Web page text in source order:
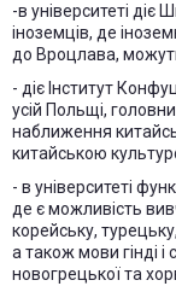
-в університеті діє
іноземців, де
до Вроцлава,
- діє Інститут
усій Польщі,
наближення
китайською
- в університеті
де є можливість
корейську,
а також мови гінді
новогрецької та